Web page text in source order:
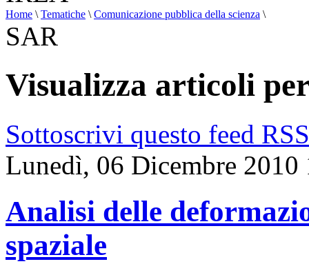
Home \ Tematiche \ Comunicazione pubblica della scienza \
SAR
Visualizza articoli
Sottoscrivi questo feed RSS
Lunedì, 06 Dicembre 2010
Analisi delle
spaziale